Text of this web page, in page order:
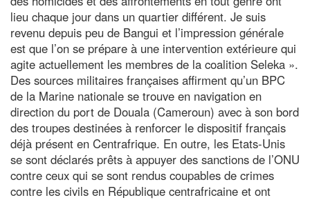
lieu chaque jour dans un quartier différent. Je suis
revenu depuis peu de Bangui et l’impression générale
est que l’on se prépare à une intervention extérieure qui
agite actuellement les membres de la coalition Seleka ».
Des sources militaires françaises affirment qu’un BPC
de la Marine nationale se trouve en navigation en
direction du port de Douala (Cameroun) avec à son bord
des troupes destinées à renforcer le dispositif français
déjà présent en Centrafrique. En outre, les Etats-Unis
se sont déclarés prêts à appuyer des sanctions de l’ONU
contre ceux qui se sont rendus coupables de crimes
contre les civils en République centrafricaine et ont